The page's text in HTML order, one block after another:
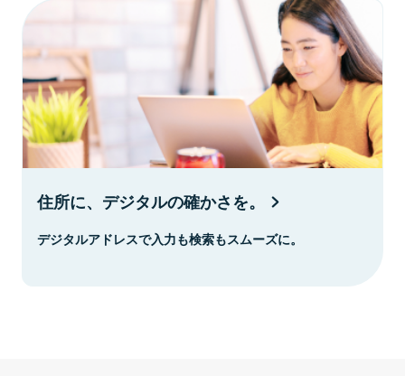
住所に、デジタルの確かさを。
デジタルアドレスで入力も検索もスムーズに。